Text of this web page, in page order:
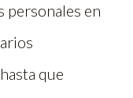
personales en
que